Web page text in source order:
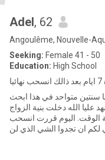
Adel, 62
Angoulême, Nouvelle-
Seeking: Female 41 - 50
Education: High School
السلام عليكم اخواتي الفاظلات. انا بعد تقربا سنتين متواحد في هذا ابحث
مهم . يشهد عليا الله دخلت بنية الزواج
اليوم قررت انسحب
ان تجدوا الشي الذي لن